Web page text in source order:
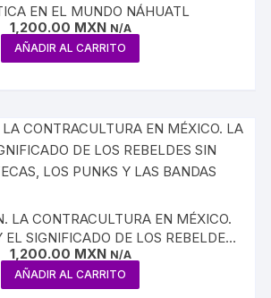
EN EL MUNDO NÁHUATL
1,200.00 MXN N/A
AÑADIR AL CARRITO
LA CONTRACULTURA EN MÉXICO.
EL SIGNIFICADO DE LOS REBELDES
JIPITECAS, LOS PUNKS Y LAS
BANDAS
1,200.00 MXN N/A
AÑADIR AL CARRITO